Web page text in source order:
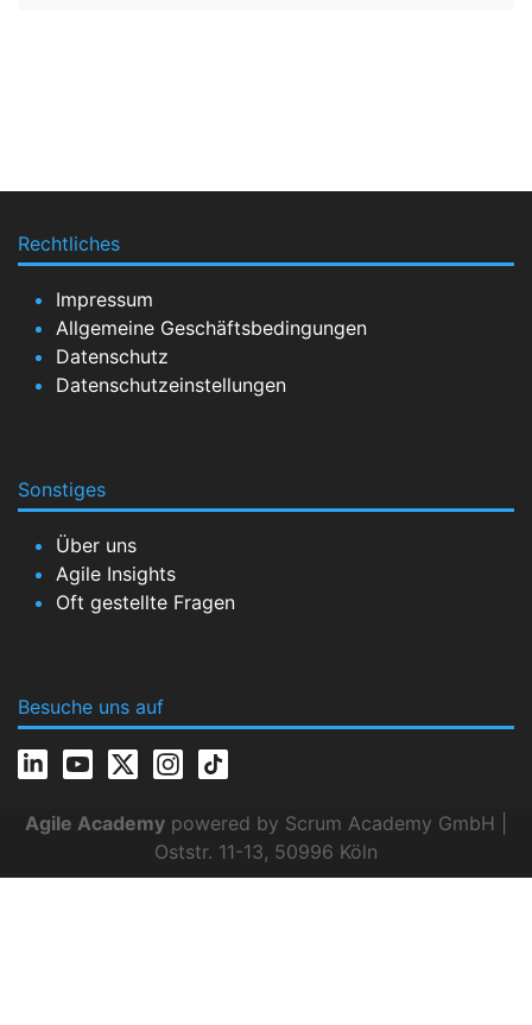
Rechtliches
Impressum
Allgemeine Geschäftsbedingungen
Datenschutz
Datenschutzeinstellungen
Sonstiges
Über uns
Agile Insights
Oft gestellte Fragen
Besuche uns auf
Agile Academy powered by Scrum Academy GmbH |
Oststr. 11-13, 50996 Köln